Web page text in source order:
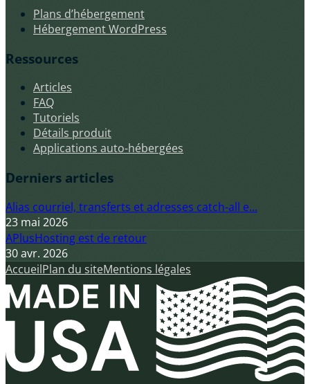
Plans d’hébergement
Hébergement WordPress
Ressources
Articles
FAQ
Tutoriels
Détails produit
Applications auto-hébergées
Derniers articles
Alias courriel, transferts et adresses catch-all e...
23 mai 2026
APlusHosting est de retour
30 avr. 2026
AccueilPlan du siteMentions légales